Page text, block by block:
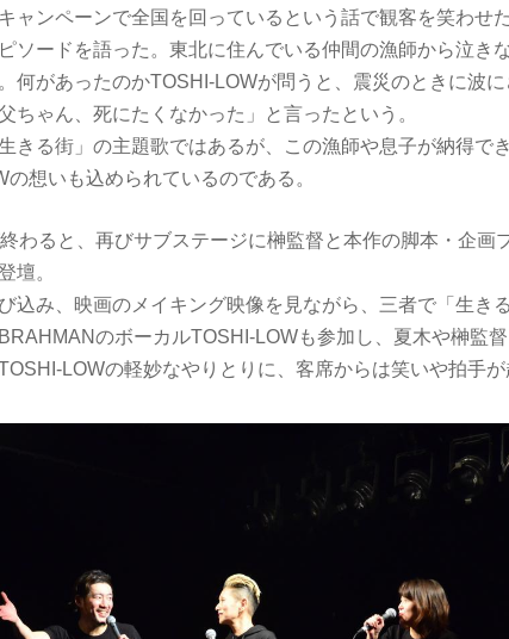
ャンペーンで全国を回っているという話で観客を笑わせ
ソードを語った。東北に住んでいる仲間の漁師から泣き
何があったのかTOSHI-LOWが問うと、震災のときに波
ちゃん、死にたくなかった」と言ったという。
きる街」の主題歌ではあるが、この漁師や息子が納得で
の想いも込められているのである。
わると、再びサブステージに榊監督と本作の脚本・企画
壇。
込み、映画のメイキング映像を見ながら、三者で「生き
のボーカルTOSHI-LOWも参加し、夏木や榊監
LOWの軽妙なやりとりに、客席からは笑いや拍手が